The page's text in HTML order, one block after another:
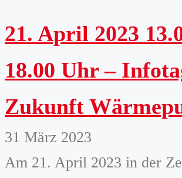
21. April 2023
18.00 Uhr –
Zukunft
31 März 2023
Am 21. April 2023 in der